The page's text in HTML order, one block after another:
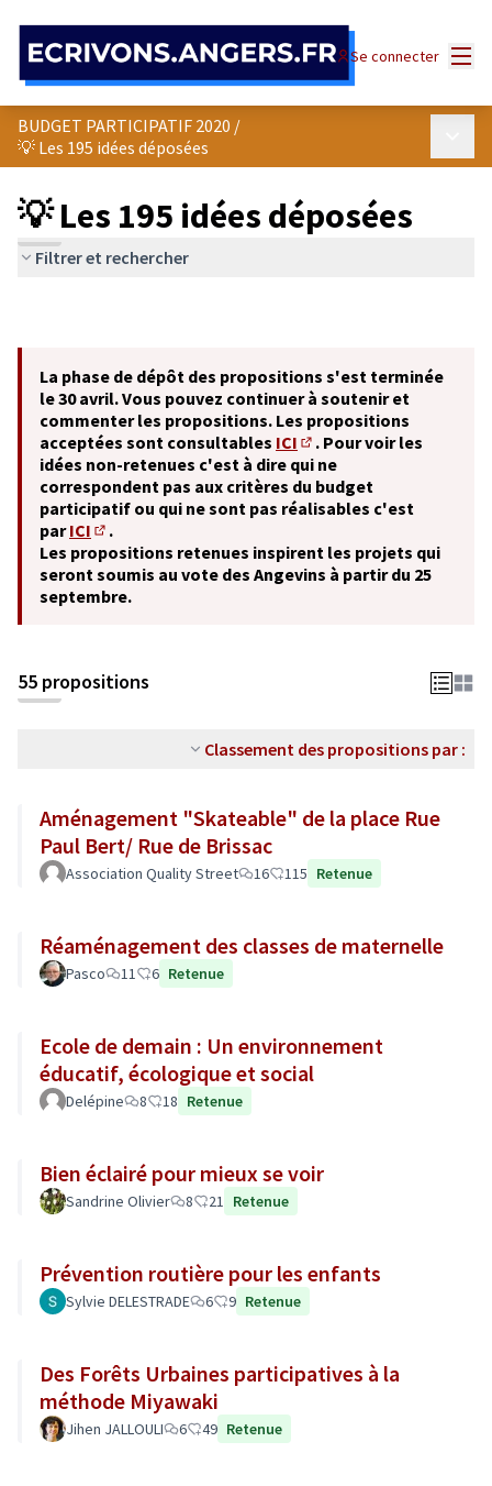
Se connecter
BUDGET PARTICIPATIF 2020 /
💡 Les 195 idées déposées
💡 Les 195 idées déposées
Filtrer et rechercher
La phase de dépôt des propositions s'est terminée
le 30 avril. Vous pouvez continuer à soutenir et
commenter les propositions. Les propositions
acceptées sont consultables ICI
(S'ouvre dans un nouvel
. Pour voir les
idées non-retenues c'est à dire qui ne
correspondent pas aux critères du budget
participatif ou qui ne sont pas réalisables c'est
parICI
(S'ouvre dans un nouvel onglet)
.
Les propositions retenues inspirent les projets qui
seront soumis au vote des Angevins à partir du 25
septembre.
55 propositions
Classement des propositions par :
Aménagement "Skateable" de la place Rue
Paul Bert/ Rue de Brissac
Association Quality Street 16 115 Retenue
Réaménagement des classes de maternelle
Pasco 11 6 Retenue
Ecole de demain : Un environnement
éducatif, écologique et social
Delépine 8 18 Retenue
Bien éclairé pour mieux se voir
Sandrine Olivier 8 21 Retenue
Prévention routière pour les enfants
Sylvie DELESTRADE 6 9 Retenue
Des Forêts Urbaines participatives à la
méthode Miyawaki
Jihen JALLOULI 6 49 Retenue